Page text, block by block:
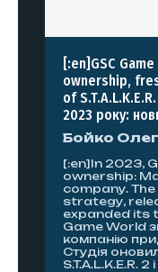
[:en]GSC
ownership,
of
2023 року:
Бойко Олег
[:en]In 2023,
ownership:
company.
strategy,
expanded its
Game World
компанію
Студія
S.T.A.L.K.E.R.